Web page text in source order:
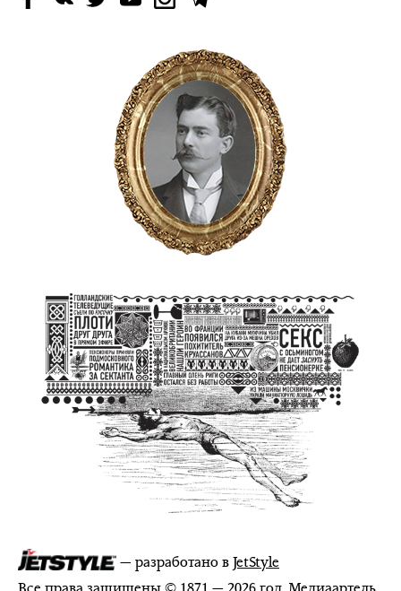
— разработано вJetStyle